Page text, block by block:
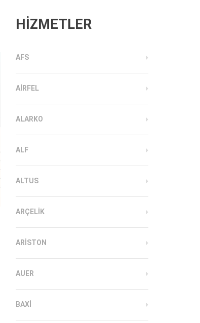
HİZMETLER
AFS
AIRFEL
ALARKO
ALF
ALTUS
ARÇELIK
ARISTON
AUER
BAXI